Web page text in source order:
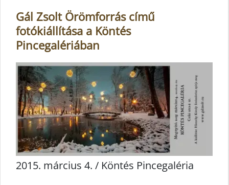
Gál Zsolt Örömforrás című
fotókiállítása a Köntés
Pincegalériában
2015. március 4. / Köntés Pincegaléria